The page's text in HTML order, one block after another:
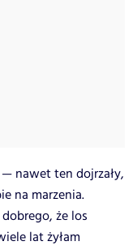
nawet ten dojrzały,
na marzenia.
że los
lat żyłam